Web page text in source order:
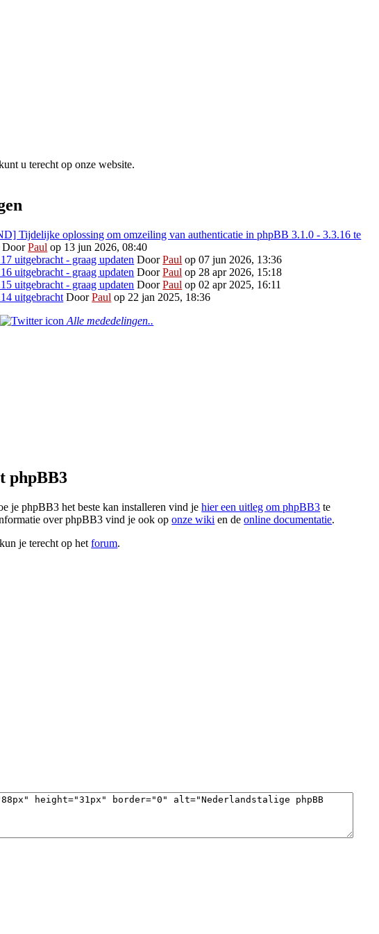
u terecht op onze website.
Tijdelijke oplossing om omzeiling van authenticatie in phpBB 3.1.0 - 3.3.16 te
DoorPaul op 13 jun 2026, 08:40
uitgebracht - graag updaten DoorPaul op 07 jun 2026, 13:36
uitgebracht - graag updaten DoorPaul op 28 apr 2026, 15:18
uitgebracht - graag updaten DoorPaul op 02 apr 2025, 16:11
uitgebracht DoorPaul op 22 jan 2025, 18:36
Alle mededelingen..
phpBB3
je phpBB3 het beste kan installeren vind jehier een uitleg om phpBB3 te
over phpBB3 vind je ook oponze wiki en deonline documentatie.
je terecht op hetforum.